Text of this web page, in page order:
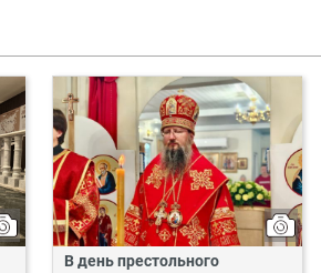
В день престольного